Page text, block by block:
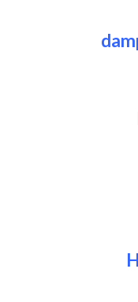
in
en in
wordt
met